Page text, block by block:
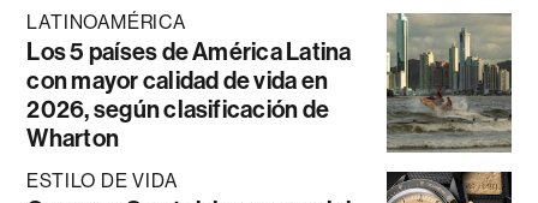
LATINOAMÉRICA
Los 5 países de América Latina
con mayor calidad de vida en
2026, según clasificación de
Wharton
ESTILO DE VIDA